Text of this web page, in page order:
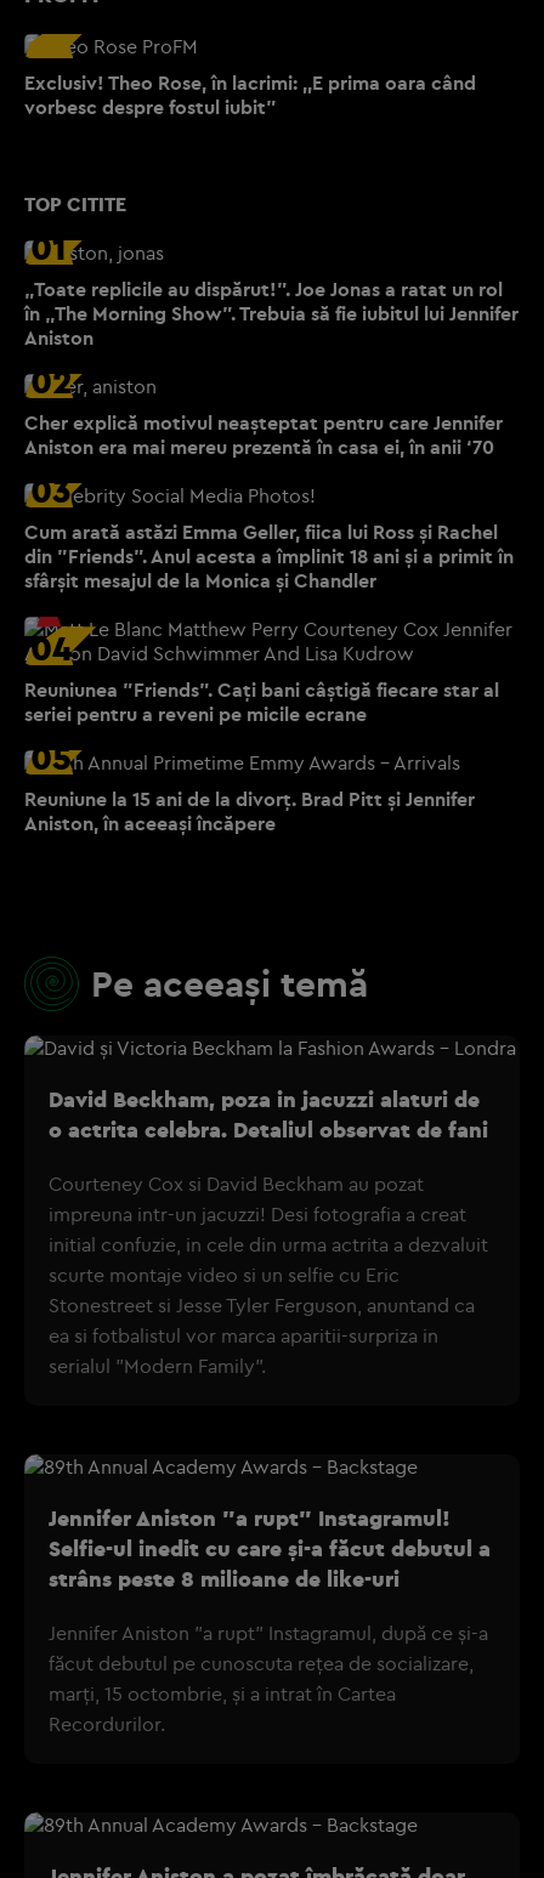
TOP CITITE
01
„Toate replicile au dispărut!”. Joe Jonas a ratat un rol
în „The Morning Show”. Trebuia să fie iubitul lui Jennifer
Aniston
02
Cher explică motivul neașteptat pentru care Jennifer
Aniston era mai mereu prezentă în casa ei, în anii ‘70
03
Cum arată astăzi Emma Geller, fiica lui Ross și Rachel
din "Friends". Anul acesta a împlinit 18 ani și a primit în
sfârșit mesajul de la Monica și Chandler
04
Reuniunea "Friends". Cați bani câștigă fiecare star al
seriei pentru a reveni pe micile ecrane
05
Reuniune la 15 ani de la divorț. Brad Pitt și Jennifer
Aniston, în aceeași încăpere
Exclusiv! Theo Rose, în lacrimi: ,,E prima oara când
vorbesc despre fostul iubit”
Pe aceeași temă
David Beckham, poza in jacuzzi alaturi de
o actrita celebra. Detaliul observat de fani
Courteney Cox si David Beckham au pozat
impreuna intr-un jacuzzi! Desi fotografia a creat
initial confuzie, in cele din urma actrita a dezvaluit
scurte montaje video si un selfie cu Eric
Stonestreet si Jesse Tyler Ferguson, anuntand ca
ea si fotbalistul vor marca aparitii-surpriza in
serialul "Modern Family".
Jennifer Aniston "a rupt" Instagramul!
Selfie-ul inedit cu care și-a făcut debutul a
strâns peste 8 milioane de like-uri
Jennifer Aniston "a rupt" Instagramul, după ce și-a
făcut debutul pe cunoscuta rețea de socializare,
marți, 15 octombrie, și a intrat în Cartea
Recordurilor.